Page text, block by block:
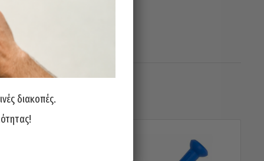
διακοπές.